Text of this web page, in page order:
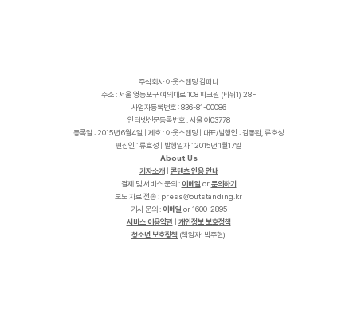
주식회사 아웃스탠딩 컴퍼니
주소 : 서울 영등포구 여의대로 108 파크원 (타워1) 28F
사업자등록번호 : 836-81-00086
인터넷신문등록번호 : 서울 아03778
등록일 : 2015년 6월4일 | 제호 : 아웃스탠딩 | 대표/발행인 : 김동환, 류호성
편집인 : 류호성 | 발행일자 : 2015년 1월17일
About Us
기자소개
콘텐츠 인용 안내
결제 및 서비스 문의 : 이메일 or문의하기
보도 자료 전송 :
r
k
.
g
n
i
d
n
a
t
s
t
u
o
@
s
s
e
r
p
기사 문의 : 이메일 or 1600-2895
서비스 이용약관| 개인정보 보호정책
청소년 보호정책 (책임자: 박주현)